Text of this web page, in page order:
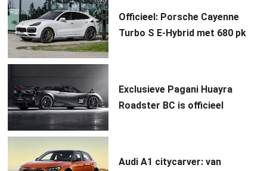
Officieel: Porsche Cayenne
Turbo S E-Hybrid met 680 pk
Exclusieve Pagani Huayra
Roadster BC is officieel
Audi A1 citycarver: van